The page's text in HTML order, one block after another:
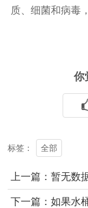
质、细菌和病毒
你
标签： 全部
上一篇：暂无数
下一篇：如果水